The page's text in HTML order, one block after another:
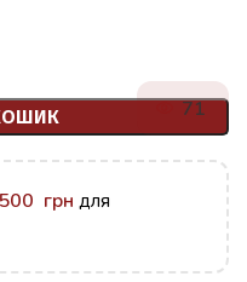
71
грн для